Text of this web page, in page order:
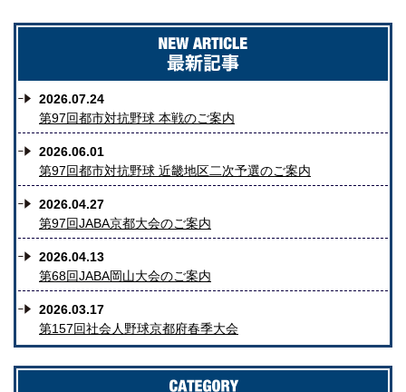
2026.07.24
第97回都市対抗野球 本戦のご案内
2026.06.01
第97回都市対抗野球 近畿地区二次予選のご案内
2026.04.27
第97回JABA京都大会のご案内
2026.04.13
第68回JABA岡山大会のご案内
2026.03.17
第157回社会人野球京都府春季大会